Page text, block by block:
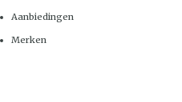
Aanbiedingen
Merken